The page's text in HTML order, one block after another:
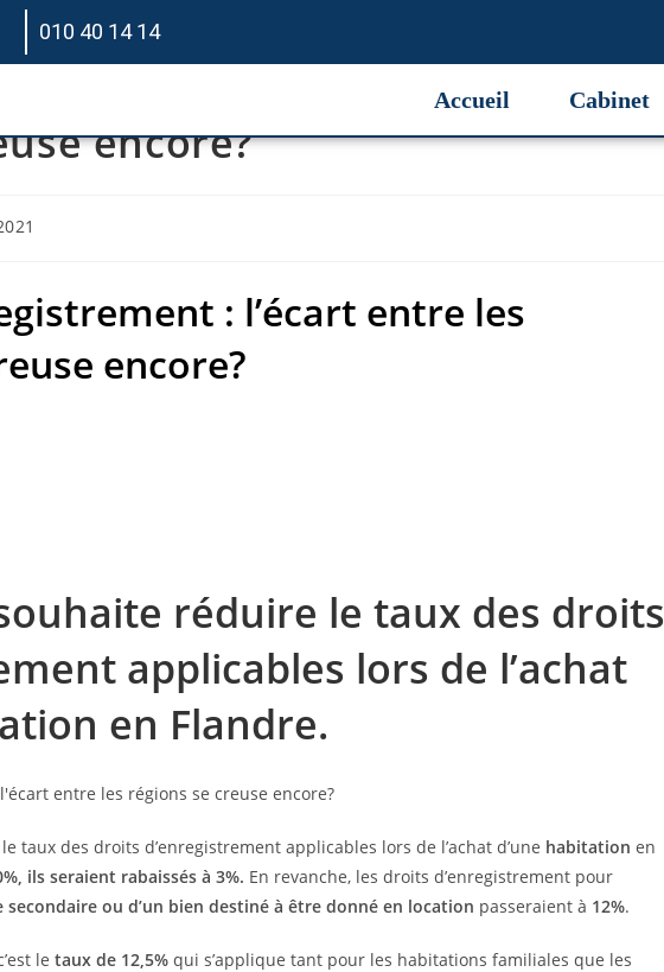
010 40 14 14
Accueil Cabinet
: l’écart entre les
encore?
: l’écart entre les
encore?
réduire le taux des droits
applicables lors de l’achat
en Flandre.
taux des droits d’enregistrement applicables lors de l’achat d’une habitation en
ils seraient rabaissés à 3%. En revanche, les droits d’enregistrement pour
secondaire ou d’un bien destiné à être donné en location passeraient à 12%.
le taux de 12,5%qui s’applique tant pour les habitations familiales que les